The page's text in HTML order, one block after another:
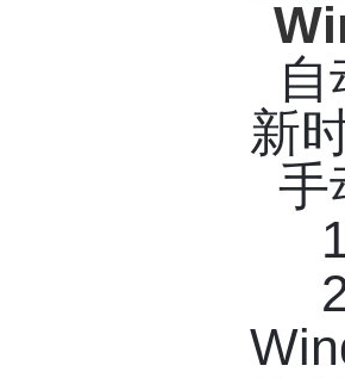
自
新
手
1
2